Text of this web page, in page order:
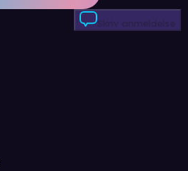
Skriv anmeldelse